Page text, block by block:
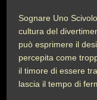
Sognare Uno
cultura del
può esprimere il
percepita come
il timore di essere
lascia il tempo di